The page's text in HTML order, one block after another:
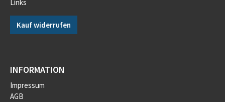
Links
Kauf widerrufen
INFORMATION
Impressum
AGB